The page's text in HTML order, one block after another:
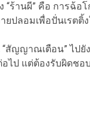
ร้านผี” คือ การฉ้อ
ปลอมเพื่อปั่นเรตติ้
“สัญญาณเตือน” ไ
อไป แต่ต้องรับผิดช